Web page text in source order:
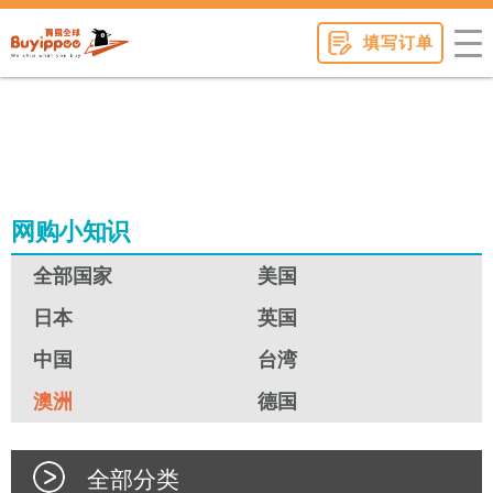
填写订单
网购小知识
全部国家
美国
日本
英国
中国
台湾
澳洲
德国
全部分类